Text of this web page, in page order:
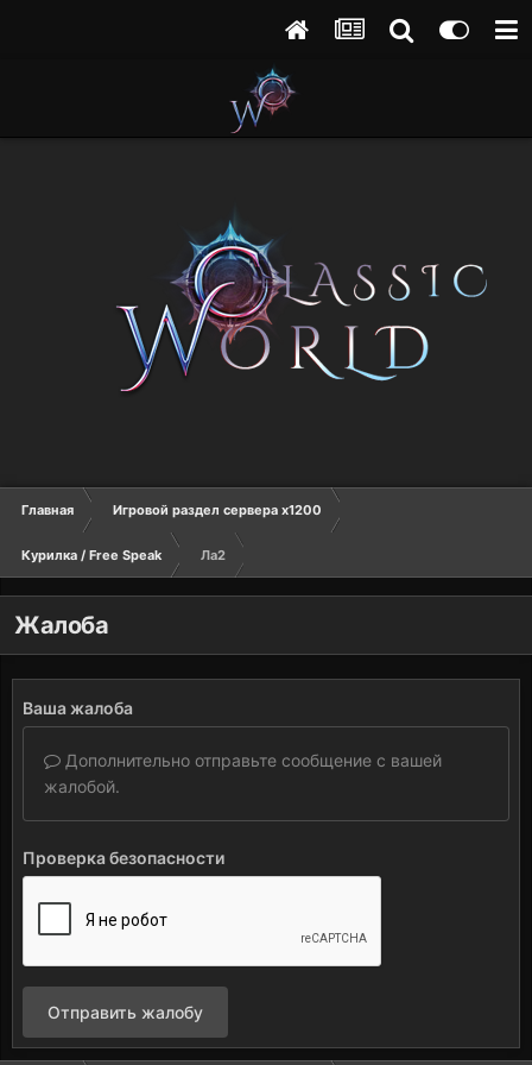
Главная Игровой раздел сервера х1200
Курилка / Free Speak Ла2
Жалоба
Ваша жалоба
Дополнительно отправьте сообщение с вашей
жалобой.
Проверка безопасности
Отправить жалобу